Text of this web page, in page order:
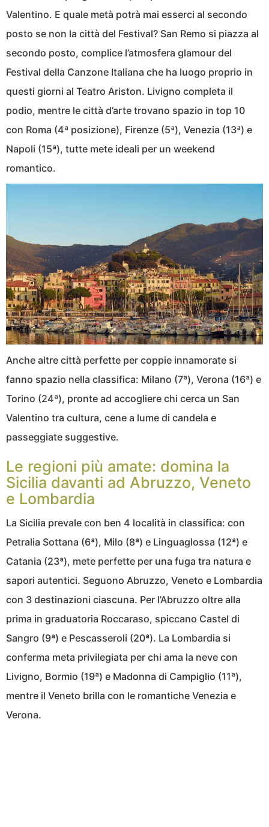
Valentino. E quale metà potrà mai esserci al secondo
posto se non la città del Festival? San Remo si piazza al
secondo posto, complice l’atmosfera glamour del
Festival della Canzone Italiana che ha luogo proprio in
questi giorni al Teatro Ariston. Livigno completa il
podio, mentre le città d’arte trovano spazio in top 10
con Roma (4ª posizione), Firenze (5ª), Venezia (13ª) e
Napoli (15ª), tutte mete ideali per un weekend
romantico.
Anche altre città perfette per coppie innamorate si
fanno spazio nella classifica: Milano (7ª), Verona (16ª) e
Torino (24ª), pronte ad accogliere chi cerca un San
Valentino tra cultura, cene a lume di candela e
passeggiate suggestive.
Le regioni più amate: domina la
Sicilia davanti ad Abruzzo, Veneto
e Lombardia
La Sicilia prevale con ben 4 località in classifica: con
Petralia Sottana (6ª), Milo (8ª) e Linguaglossa (12ª) e
Catania (23ª), mete perfette per una fuga tra natura e
sapori autentici. Seguono Abruzzo, Veneto e Lombardia
con 3 destinazioni ciascuna. Per l’Abruzzo oltre alla
prima in graduatoria Roccaraso, spiccano Castel di
Sangro (9ª) e Pescasseroli (20ª). La Lombardia si
conferma meta privilegiata per chi ama la neve con
Livigno, Bormio (19ª) e Madonna di Campiglio (11ª),
mentre il Veneto brilla con le romantiche Venezia e
Verona.